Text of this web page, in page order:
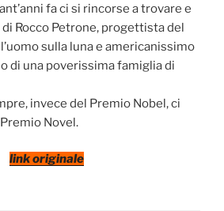
fa ci si rincorse a trovare e
Rocco Petrone, progettista del
sulla luna e americanissimo
di una poverissima famiglia di
invece del Premio Nobel, ci
Novel.
link originale